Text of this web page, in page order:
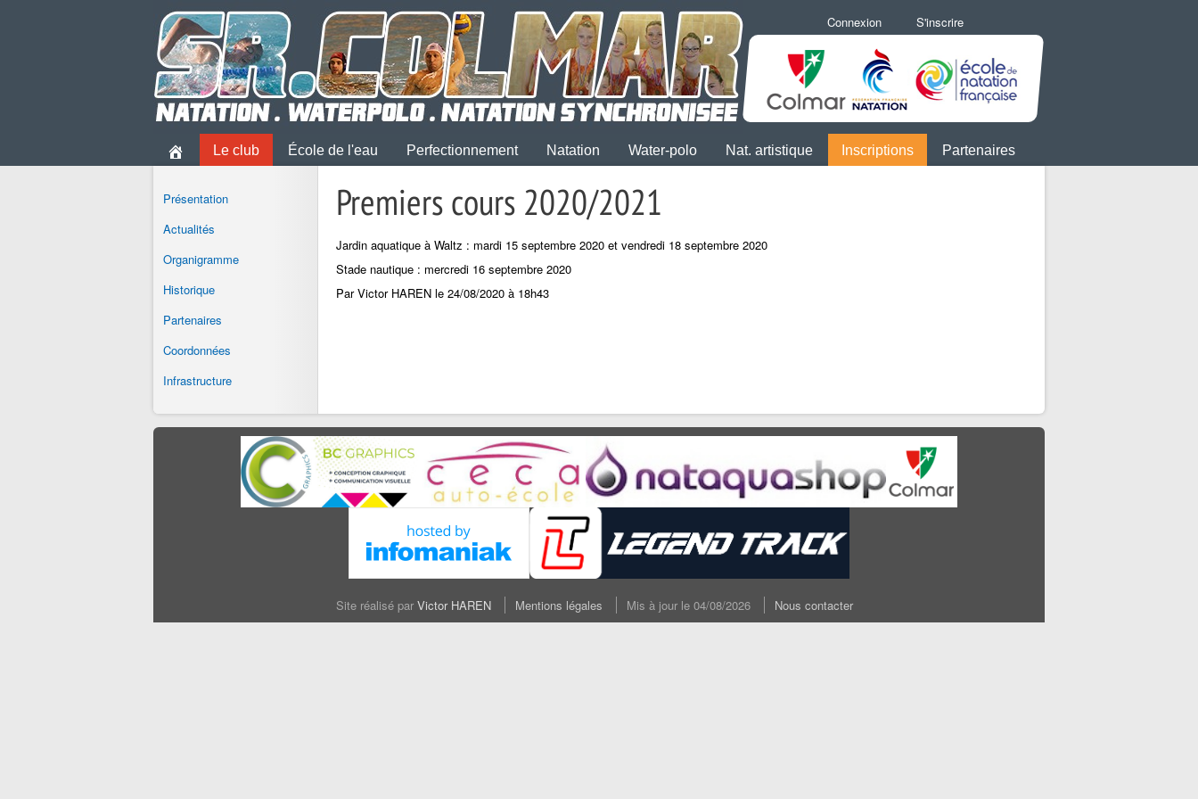
Connexion S'inscrire
Le club École de l'eau Perfectionnement Natation Water-polo Nat. artistique Inscriptions Partenaires
Présentation
Actualités
Organigramme
Historique
Partenaires
Coordonnées
Infrastructure
Premiers cours 2020/2021
Jardin aquatique à Waltz : mardi 15 septembre 2020 et vendredi 18 septembre 2020
Stade nautique : mercredi 16 septembre 2020
Par Victor HAREN le 24/08/2020 à 18h43
Site réalisé par Victor HAREN Mentions légales Mis à jour le 04/08/2026 Nous contacter